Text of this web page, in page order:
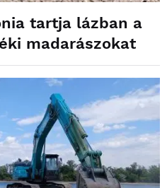
tartja lázban a
madarászokat